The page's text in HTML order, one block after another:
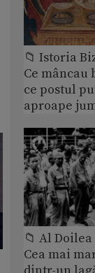
📁 Istoria
Ce
ce postul
aproape
📁 Al
Cea mai